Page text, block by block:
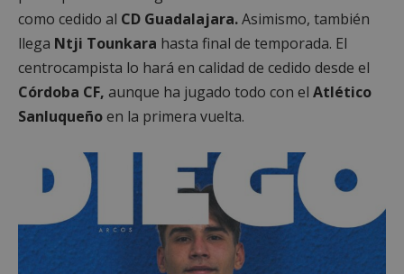
como cedido al CD Guadalajara.Asimismo, también
llega Ntji Tounkara hasta final de temporada. El
centrocampista lo hará en calidad de cedido desde el
Córdoba CF, aunque ha jugado todo con el Atlético
Sanluqueñoen la primera vuelta.